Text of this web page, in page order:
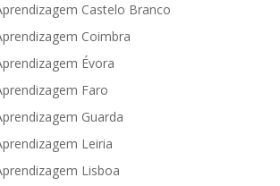
Castelo Branco
Coimbra
Évora
Faro
Guarda
Leiria
Lisboa